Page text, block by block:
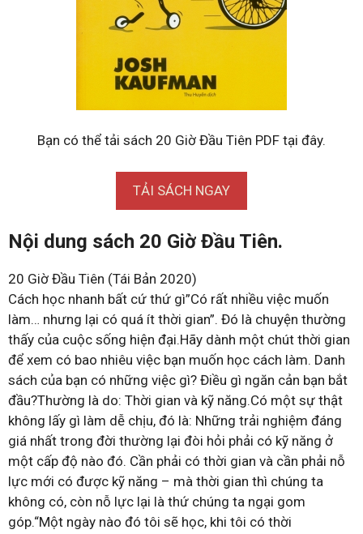
Bạn có thể tải sách 20 Giờ Đầu Tiên PDF tại đây.
TẢI SÁCH NGAY
Nội dung sách 20 Giờ Đầu Tiên.
20 Giờ Đầu Tiên (Tái Bản 2020)
Cách học nhanh bất cứ thứ gì”Có rất nhiều việc muốn
làm… nhưng lại có quá ít thời gian”. Đó là chuyện thường
thấy của cuộc sống hiện đại.Hãy dành một chút thời gian
để xem có bao nhiêu việc bạn muốn học cách làm. Danh
sách của bạn có những việc gì? Điều gì ngăn cản bạn bắt
đầu?Thường là do: Thời gian và kỹ năng.Có một sự thật
không lấy gì làm dễ chịu, đó là: Những trải nghiệm đáng
giá nhất trong đời thường lại đòi hỏi phải có kỹ năng ở
một cấp độ nào đó. Cần phải có thời gian và cần phải nỗ
lực mới có được kỹ năng – mà thời gian thì chúng ta
không có, còn nỗ lực lại là thứ chúng ta ngại gom
góp.“Một ngày nào đó tôi sẽ học, khi tôi có thời